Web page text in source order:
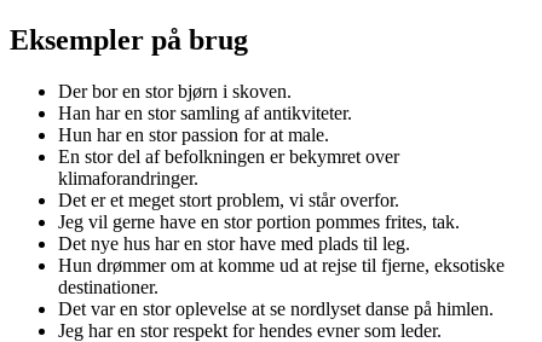
Eksempler på brug
Der bor en stor bjørn i skoven.
Han har en stor samling af antikviteter.
Hun har en stor passion for at male.
En stor del af befolkningen er bekymret over
klimaforandringer.
Det er et meget stort problem, vi står overfor.
Jeg vil gerne have en stor portion pommes frites, tak.
Det nye hus har en stor have med plads til leg.
Hun drømmer om at komme ud at rejse til fjerne, eksotiske
destinationer.
Det var en stor oplevelse at se nordlyset danse på himlen.
Jeg har en stor respekt for hendes evner som leder.